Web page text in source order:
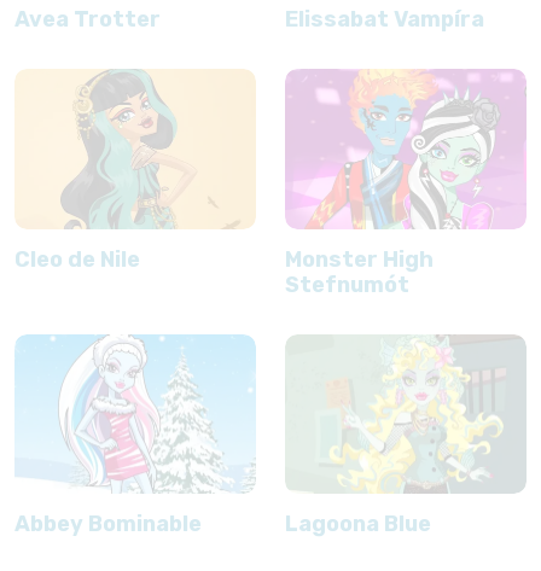
Avea Trotter Elissabat Vampíra
Cleo de Nile
Monster High
Stefnumót
Abbey Bominable Lagoona Blue